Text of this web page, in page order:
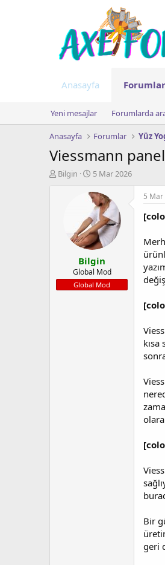
Anasayfa Forumlar
Yeni mesajlar Forumlarda
Anasayfa Forumlar Yüz
Viessmann
K
a
t
Bilgin
B
ş
l
a
n
g
ı
ç
t
a
r
5 Mar 2026
Bilgin
Global Mod
Global Mod
5
Bir
geri